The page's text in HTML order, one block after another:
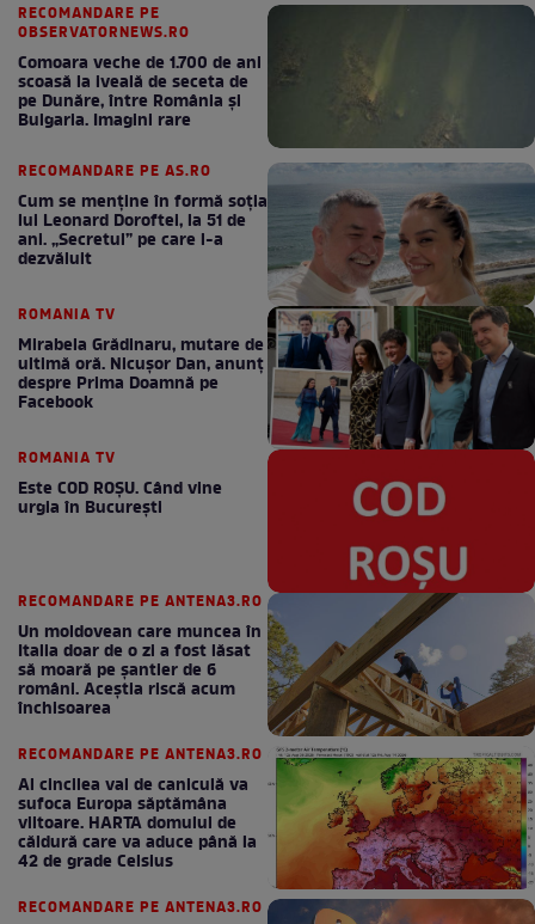
RECOMANDARE PE
OBSERVATORNEWS.RO
Comoara veche de 1.700 de ani
scoasă la iveală de seceta de
pe Dunăre, între România şi
Bulgaria. Imagini rare
RECOMANDARE PE AS.RO
Cum se menţine în formă soţia
lui Leonard Doroftei, la 51 de
ani. „Secretul” pe care l-a
dezvăluit
ROMANIA TV
Mirabela Grădinaru, mutare de
ultimă oră. Nicuşor Dan, anunţ
despre Prima Doamnă pe
Facebook
ROMANIA TV
Este COD ROŞU. Când vine
urgia în Bucureşti
RECOMANDARE PE ANTENA3.RO
Un moldovean care muncea în
Italia doar de o zi a fost lăsat
să moară pe şantier de 6
români. Aceștia riscă acum
închisoarea
RECOMANDARE PE ANTENA3.RO
Al cincilea val de caniculă va
sufoca Europa săptămâna
viitoare. HARTA domului de
căldură care va aduce până la
42 de grade Celsius
RECOMANDARE PE ANTENA3.RO